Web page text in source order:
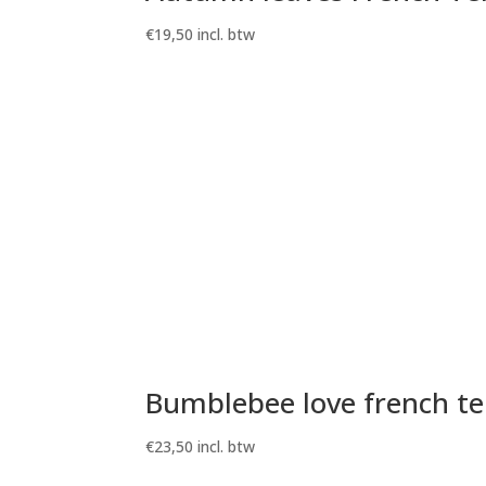
€19,50 incl. btw
Bumblebee love french
€23,50 incl. btw